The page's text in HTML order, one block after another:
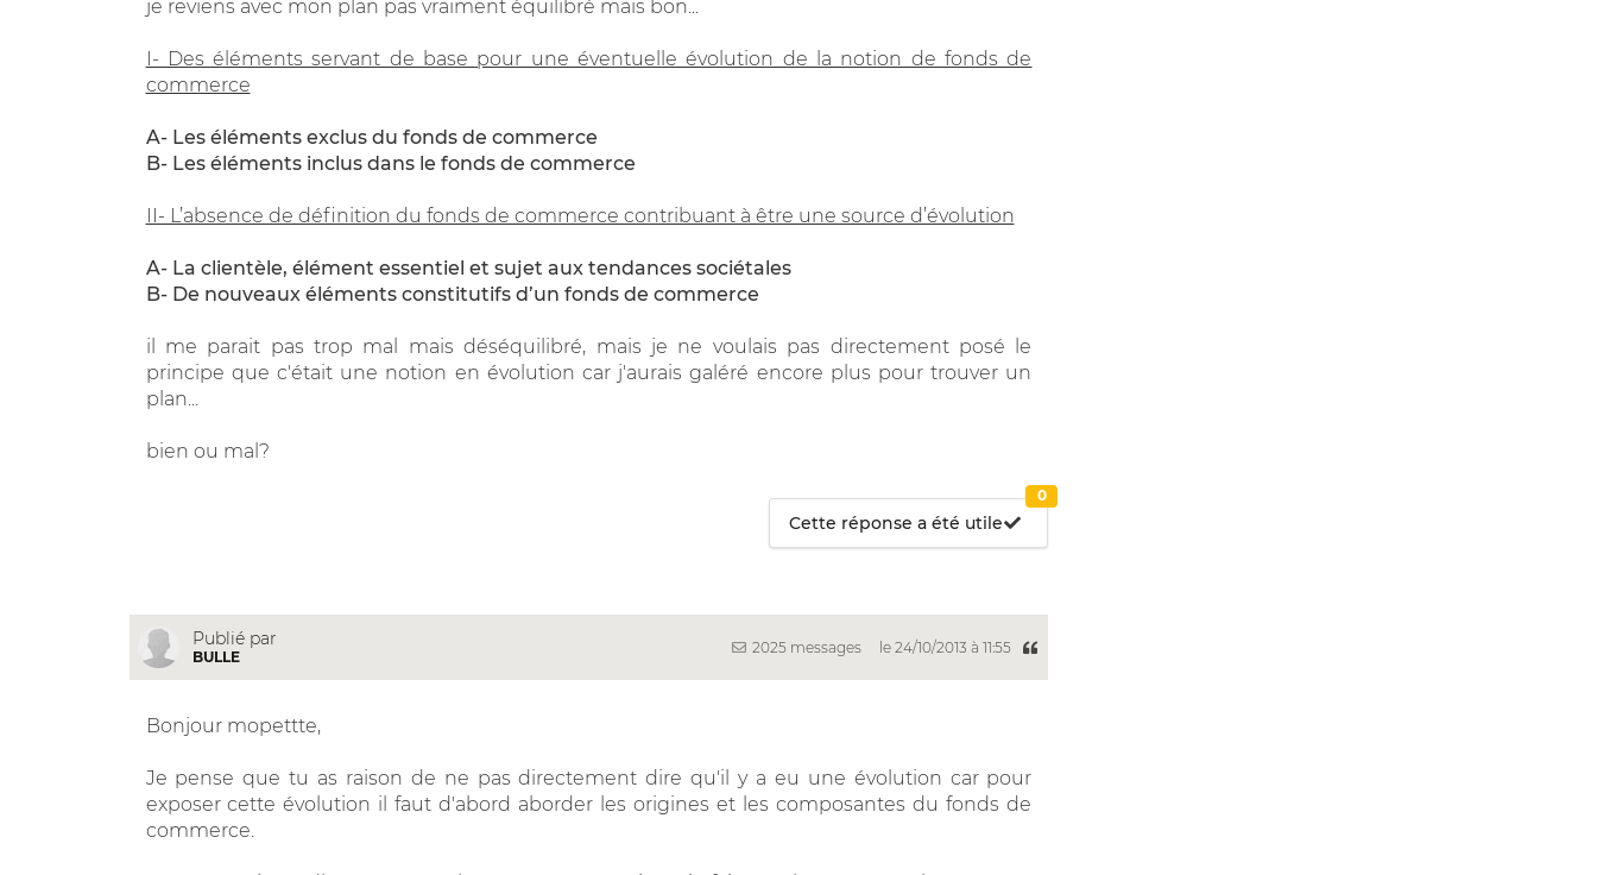
je reviens avec mon plan pas vraiment équilibré mais bon...
I- Des éléments servant de base pour une éventuelle évolution de la notion de fonds de
commerce
A- Les éléments exclus du fonds de commerce
B- Les éléments inclus dans le fonds de commerce
II- L’absence de définition du fonds de commerce contribuant à être une source d’évolution
A- La clientèle, élément essentiel et sujet aux tendances sociétales
B- De nouveaux éléments constitutifs d’un fonds de commerce
il me parait pas trop mal mais déséquilibré, mais je ne voulais pas directement posé le
principe que c'était une notion en évolution car j'aurais galéré encore plus pour trouver un
plan...
bien ou mal?
Cette réponse a été utile
0
Publié par
BULLE
2025 messages le 24/10/2013 à 11:55
Bonjour mopettte,
Je pense que tu as raison de ne pas directement dire qu'il y a eu une évolution car pour
exposer cette évolution il faut d'abord aborder les origines et les composantes du fonds de
commerce.